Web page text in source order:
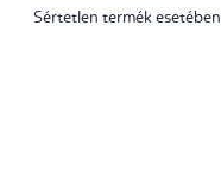
Sértetlen termék esetében